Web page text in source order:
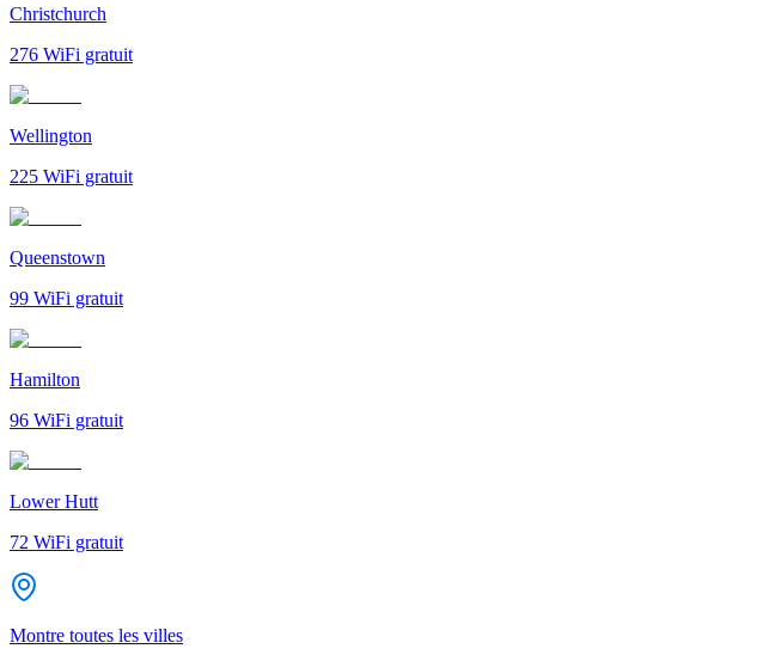
Christchurch
276 WiFi gratuit
Wellington
225 WiFi gratuit
Queenstown
99 WiFi gratuit
Hamilton
96 WiFi gratuit
Lower Hutt
72 WiFi gratuit
Montre toutes les villes